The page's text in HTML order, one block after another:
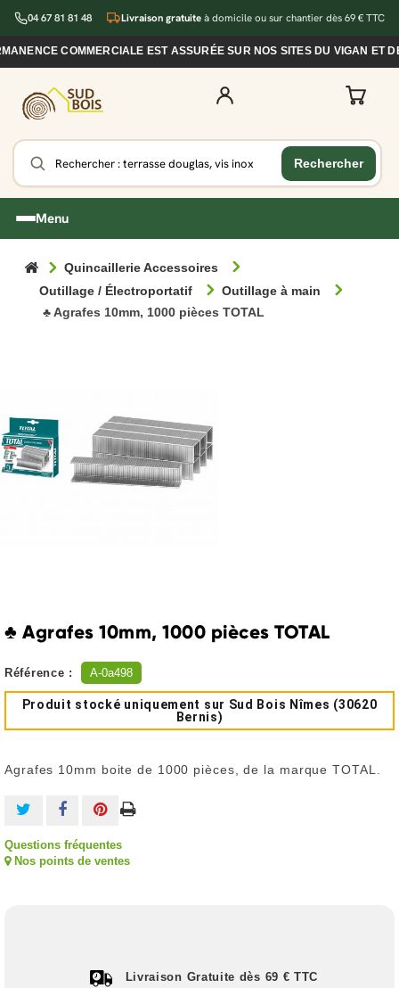
04 67 81 81 48 Livraison gratuite à domicile ou sur chantier dès 69 € TTC
COMMERCIALE EST ASSURÉE SUR NOS SITES DU VIGAN ET
Menu
Quincaillerie Accessoires
Outillage / Électroportatif
Outillage à main
♣ Agrafes 10mm, 1000 pièces TOTAL
♣ Agrafes 10mm, 1000 pièces TOTAL
Référence : A-0a498
Produit stocké uniquement sur Sud Bois Nîmes (30620
Bernis)
Agrafes 10mm boite de 1000 pièces, de la marque TOTAL.
Questions fréquentes
Nos points de ventes
Livraison Gratuite dès 69 € TTC